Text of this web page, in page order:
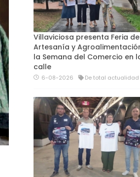
Villaviciosa presenta Feria de
Artesanía y
la Semana del Comercio en
calle
6-08-2026 De total actualidad